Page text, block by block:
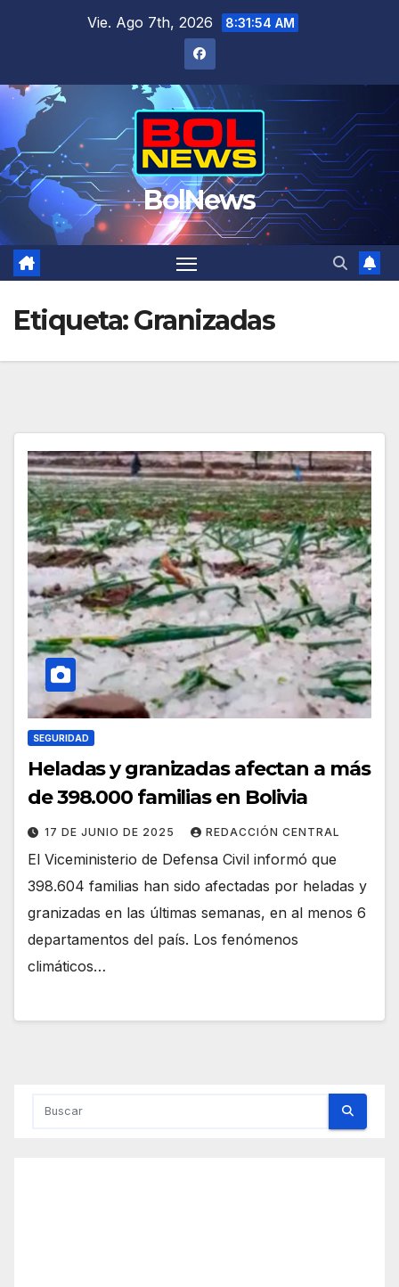
Vie. Ago 7th, 2026 8:31:54 AM
BolNews
Etiqueta:Granizadas
SEGURIDAD
Heladas y granizadas afectan a más
de 398.000 familias en Bolivia
17 DE JUNIO DE 2025 REDACCIÓN CENTRAL
El Viceministerio de Defensa Civil informó que
398.604 familias han sido afectadas por heladas y
granizadas en las últimas semanas, en al menos 6
departamentos del país. Los fenómenos
climáticos…